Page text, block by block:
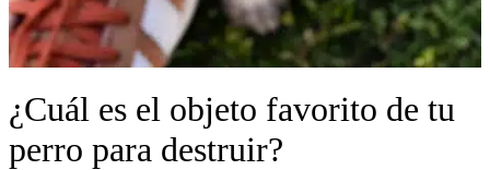
¿Cuál es el objeto favorito de tu
perro para destruir?